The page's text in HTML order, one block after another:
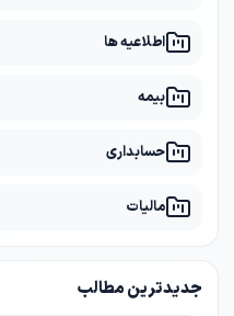
اطلاعیه ها
بیمه
حسابداری
مالیات
جدیدترین مطالب